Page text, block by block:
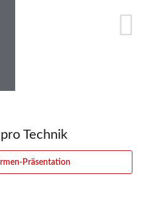
Technik
Präsentation